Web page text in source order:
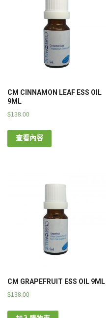
CM CINNAMON LEAF ESS OIL
9ML
$138.00
查看內容
CM GRAPEFRUIT ESS OIL 9ML
$138.00